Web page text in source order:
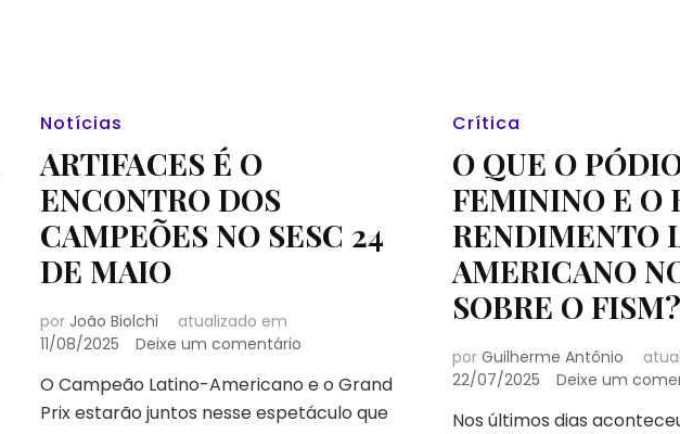
Notícias
ARTIFACES É O
ENCONTRO DOS
CAMPEÕES NO SESC 24
DE MAIO
por João Biolchi
atualizado em
11/08/2025
Deixe um comentárioem
É
O
O Campeão Latino-Americano e o Grand
Prix estarão juntos nesse espetáculo que
Crítica
O QUE O
FEMININO E O
RENDIMENTO
AMERICANO
SOBRE O FISM?
por Guilherme Antônio
22/07/2025
Deixe um
Nos últimos dias